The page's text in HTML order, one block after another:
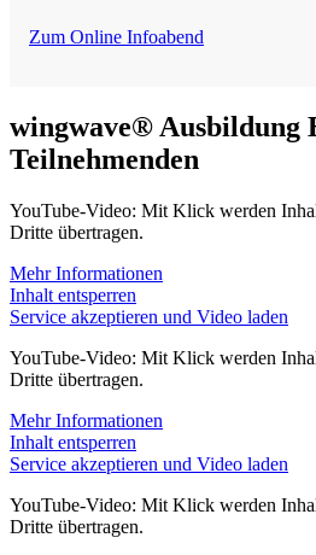
Zum Online Infoabend
wingwave® Ausbildung
Teilnehmenden
YouTube-Video: Mit Klick werden
Dritte übertragen.
Mehr Informationen
Inhalt entsperren
Service akzeptieren und Video laden
YouTube-Video: Mit Klick werden
Dritte übertragen.
Mehr Informationen
Inhalt entsperren
Service akzeptieren und Video laden
YouTube-Video: Mit Klick werden
Dritte übertragen.